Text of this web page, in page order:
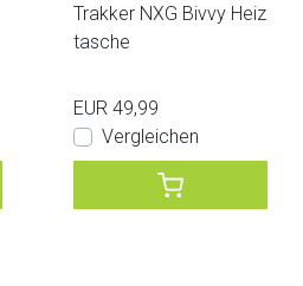
Trakker NXG Bivvy Heiz
tasche
EUR 49,99
Vergleichen